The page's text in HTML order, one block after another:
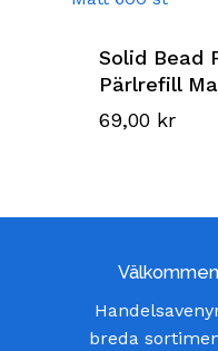
Solid Bead
Pärlrefill
69,00 kr
breda